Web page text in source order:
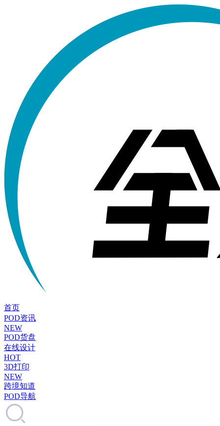
首页
POD资讯
NEW
POD货盘
在线设计
HOT
3D打印
NEW
跨境知道
POD导航